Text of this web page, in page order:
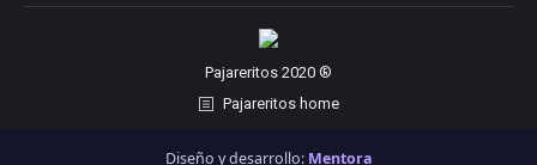
Pajareritos 2020 ®
Pajareritos home
Diseño y desarrollo: Mentora